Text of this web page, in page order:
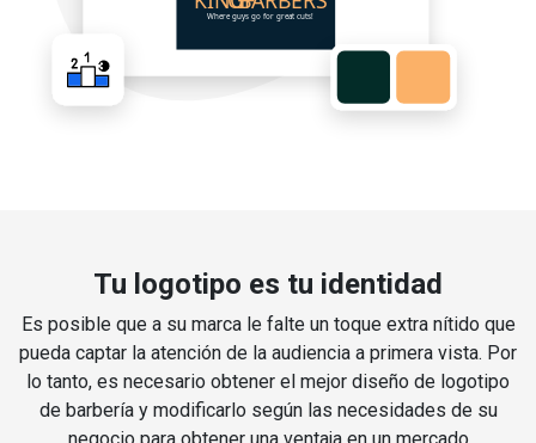
Tu logotipo es tu identidad
Es posible que a su marca le falte un toque extra nítido que
pueda captar la atención de la audiencia a primera vista. Por
lo tanto, es necesario obtener el mejor diseño de logotipo
de barbería y modificarlo según las necesidades de su